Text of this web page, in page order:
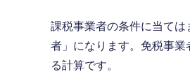
課税事業者の条件に当て
者」になります。免税事
る計算です。